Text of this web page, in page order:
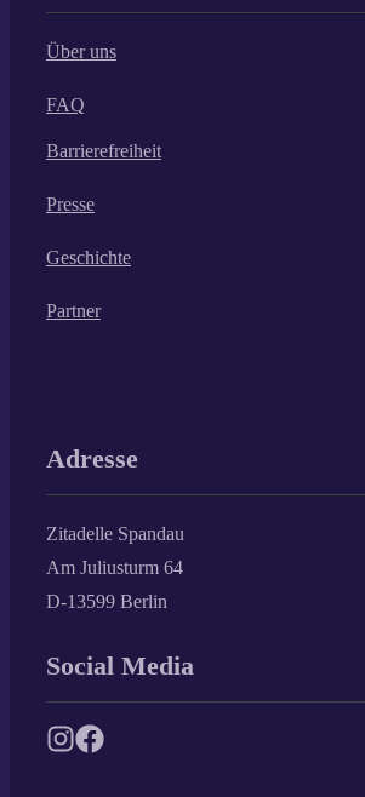
Über uns
FAQ
Barrierefreiheit
Presse
Geschichte
Partner
Adresse
Zitadelle Spandau
Am Juliusturm 64
D-13599 Berlin
Social Media